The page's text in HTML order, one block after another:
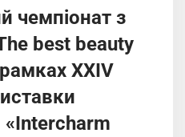
чемпіонат з
best beauty
XXIV
«Intercharm